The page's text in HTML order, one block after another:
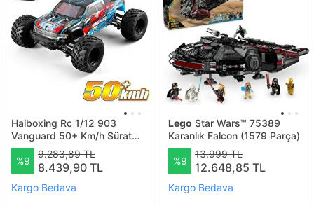
Haiboxing Rc 1/12 903
Vanguard 50+ Km/h Sürat
4x4 Uzaktan Kumandalı Rc
Model Araba Rtr Elektrikli
4wd Offroad Truck (mavi)
%9
9.283,89 TL
8.439,90 TL
Kargo Bedava
Lego Star Wars™ 75389
Karanlık Falcon (1579 Parça)
%9
13.999 TL
12.648,85 TL
Kargo Bedava